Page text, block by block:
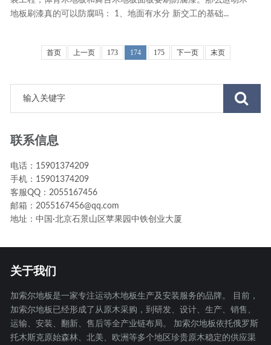
地板刷漆真的可以防腐吗： 1、地面有水分 新交工的基础...
首页 上一页 173 174 175 下一页 末页
联系信息
电话：15901374209
手机：15901374209
客服QQ：2055167456
邮箱：2055167456@qq.com
地址：中国·北京石景山区苹果园中铁创业大厦
关于我们
加索尔地板是一家专注运动木地板生产及安装服务的品牌。 目前，
加索尔地板已经形成了从原木采购，到研发、设计、生产、销售、
运输、安装、翻新、售后等全产业链布局。 加索尔地板依托俄罗斯
托木斯克原始森林、北美、欧洲等多个地区珍贵原木稳定的供应渠